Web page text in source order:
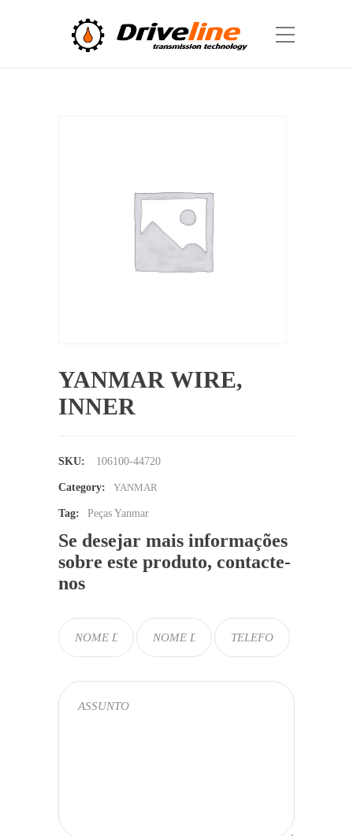
YANMAR WIRE,
INNER
SKU: 106100-44720
Category: YANMAR
Tag: Peças Yanmar
Se desejar mais informações
sobre este produto, contacte-
nos